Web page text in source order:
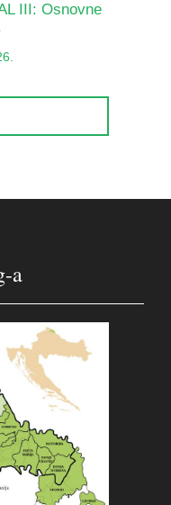
III: Osnovne
a